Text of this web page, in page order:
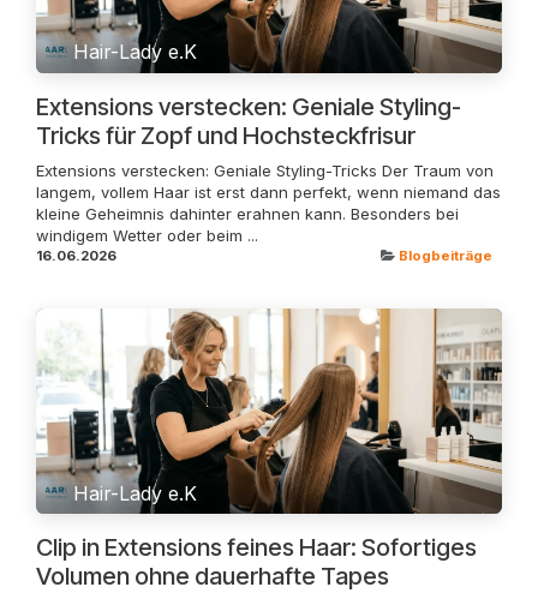
Hair-Lady e.K
Extensions verstecken: Geniale Styling-
Tricks für Zopf und Hochsteckfrisur
Extensions verstecken: Geniale Styling-Tricks Der Traum von
langem, vollem Haar ist erst dann perfekt, wenn niemand das
kleine Geheimnis dahinter erahnen kann. Besonders bei
windigem Wetter oder beim ...
16.06.2026 Blogbeiträge
Hair-Lady e.K
Clip in Extensions feines Haar: Sofortiges
Volumen ohne dauerhafte Tapes